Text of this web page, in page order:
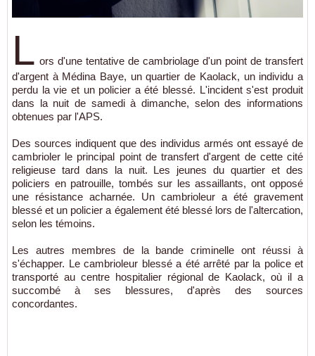
L ors d'une tentative de cambriolage d'un point de transfert
d'argent à Médina Baye, un quartier de Kaolack, un individu a
perdu la vie et un policier a été blessé. L'incident s'est produit
dans la nuit de samedi à dimanche, selon des informations
obtenues par l'APS.
Des sources indiquent que des individus armés ont essayé de
cambrioler le principal point de transfert d'argent de cette cité
religieuse tard dans la nuit. Les jeunes du quartier et des
policiers en patrouille, tombés sur les assaillants, ont opposé
une résistance acharnée. Un cambrioleur a été gravement
blessé et un policier a également été blessé lors de l'altercation,
selon les témoins.
Les autres membres de la bande criminelle ont réussi à
s'échapper. Le cambrioleur blessé a été arrêté par la police et
transporté au centre hospitalier régional de Kaolack, où il a
succombé à ses blessures, d'après des sources
concordantes.